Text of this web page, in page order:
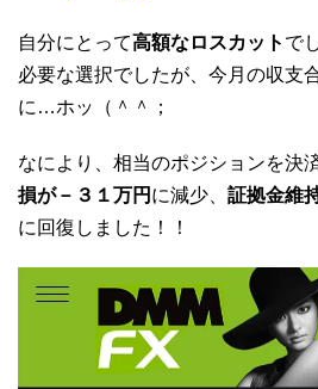
自分にとって高額なロスカット で
必要な選択でしたが、今月の収支
に…ホッ（＾＾；
なにより、相当のポジションを決
損が－３１万円 に減少、 証拠金維
に回復しました！！